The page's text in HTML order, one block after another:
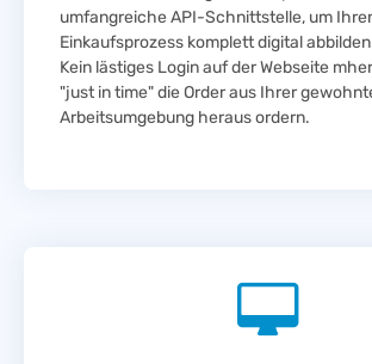
umfangreiche API-Schnittstelle, um
Einkaufsprozess komplett digital
Kein lästiges Login auf der Webseite
"just in time" die Order aus Ihrer
Arbeitsumgebung heraus ordern.